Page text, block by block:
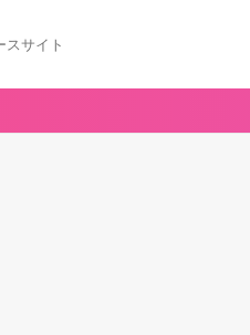
スサイト